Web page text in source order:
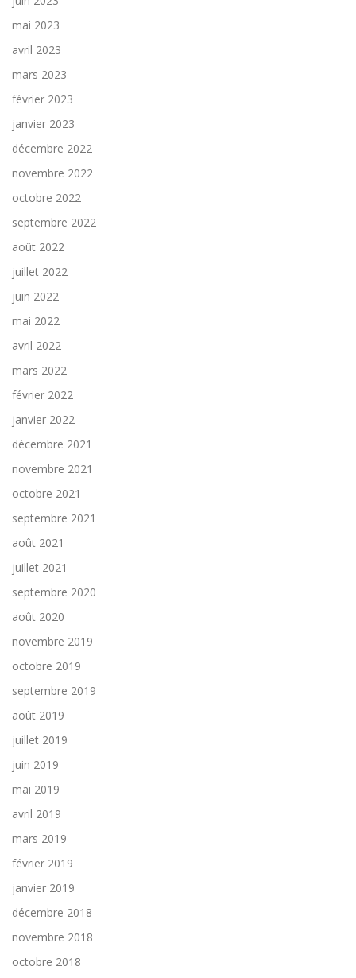
mai 2023
avril 2023
mars 2023
février 2023
janvier 2023
décembre 2022
novembre 2022
octobre 2022
septembre 2022
août 2022
juillet 2022
juin 2022
mai 2022
avril 2022
mars 2022
février 2022
janvier 2022
décembre 2021
novembre 2021
octobre 2021
septembre 2021
août 2021
juillet 2021
septembre 2020
août 2020
novembre 2019
octobre 2019
septembre 2019
août 2019
juillet 2019
juin 2019
mai 2019
avril 2019
mars 2019
février 2019
janvier 2019
décembre 2018
novembre 2018
octobre 2018